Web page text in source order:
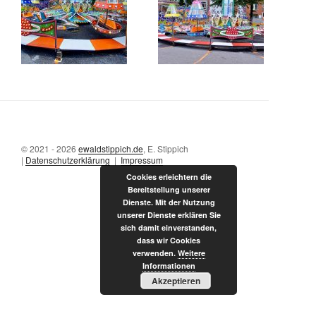
© 2021 - 2026 ewaldstippich.de, E. Stippich
| Datenschutzerklärung | Impressum
Cookies erleichtern die
Bereitstellung unserer
Dienste. Mit der Nutzung
unserer Dienste erklären Sie
sich damit einverstanden,
dass wir Cookies
verwenden. Weitere
Informationen
Akzeptieren